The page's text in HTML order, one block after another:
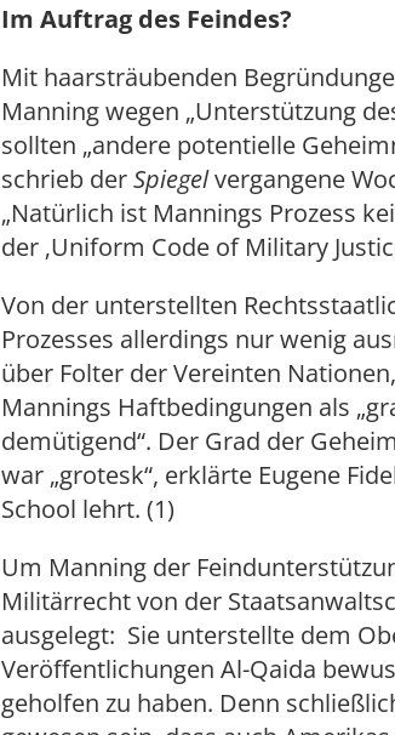
Im Auftrag des Feindes?
Mit haarsträubenden
Manning wegen „Unterstützung
sollten „andere potentielle
schrieb derSpiegelvergangene
„Natürlich ist Mannings Prozess
der ‚Uniform Code of Military
Von der unterstellten
Prozesses allerdings nur wenig
über Folter der Vereinten
Mannings Haftbedingungen als
demütigend“. Der Grad der
war „grotesk“, erklärte Eugene
School lehrt. (1)
Um Manning der
Militärrecht von der
ausgelegt: Sie unterstellte dem
Veröffentlichungen Al-Qaida
geholfen zu haben. Denn